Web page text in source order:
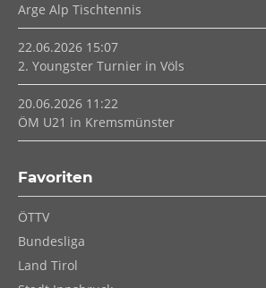
Arge Alp Tischtennis
22.06.2026 15:07
2. Youngster Turnier in Völs
20.06.2026 11:22
ÖM U21 in Kremsmünster
Favoriten
Navigation
überspringen
ÖTTV
Bundesliga
Land Tirol